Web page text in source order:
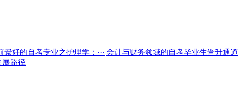
景好的自考专业之护理学：··· 会计与财务领域的自考毕业生晋升通道
展路径